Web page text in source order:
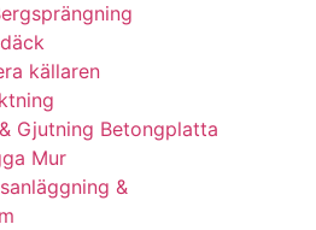
källaren
Gjutning Betongplatta
Mur
&